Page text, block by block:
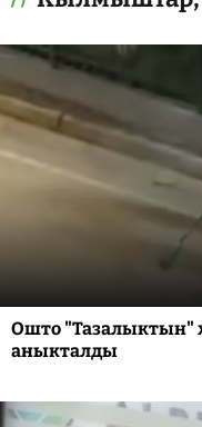
Ошто "Тазалыктын"
аныкталды